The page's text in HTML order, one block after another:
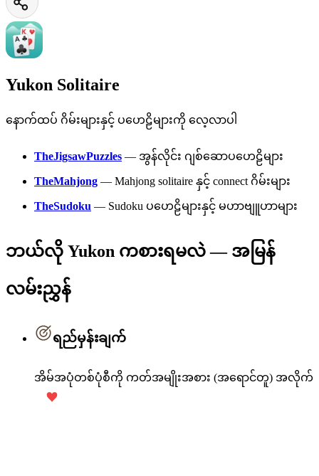
Yukon Solitaire
နောက်ထပ် ဂိမ်းများနှင့် ပဟေဠိများကို လေ့လာပါ
TheJigsawPuzzles — အွန်လိုင်း ဂျစ်ဆောပဟေဠိများ
TheMahjong — Mahjong solitaire နှင့် connect ဂိမ်းများ
TheSudoku — Sudoku ပဟေဠိများနှင့် မဟာဗျူဟာများ
ဘယ်လို Yukon ကစားရမလဲ — အမြန်
လမ်းညွှန်
ရည်မှန်းချက်
အိမ်အပုံတစ်ပုံစီကို ကတ်အမျိုးအစား (အရောင်တူ) အလိုက်